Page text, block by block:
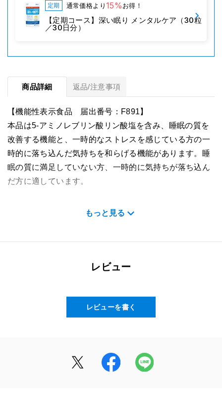
商品詳細 返品/注意事項
【機能性表示食品 届出番号：F891】
本品は5-アミノレブリン酸リン酸塩を含み、睡眠の質を
改善する機能と、一時的なストレスを感じている方の一
時的に落ち込んだ気持ちを和らげる機能があります。睡
眠の質に満足していない方、一時的に気持ちが落ち込ん
だ方に適しています。
9.6g（1カプセル総重量320mg×30カプセル）
デンプン（国内製造）、アミノ酸粉末（5-アミノレブリ
ン酸リン酸塩含有）/ セルロース、クエン酸第一鉄ナトリ
もっと見る
定期 通常価格より15%お得！
【定期コース】深い眠り メンタルケア（30粒
／30日分）
レビュー
レビューを書く